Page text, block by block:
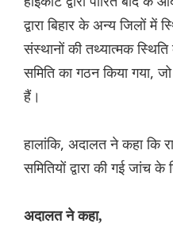
द्वारा बिहार के अन्य जिलों में
संस्थानों की तथ्यात्मक
समिति का गठन किया गया,
हैं।
हालांकि, अदालत ने कहा कि
समितियों द्वारा की गई जांच के
अदालत ने कहा,